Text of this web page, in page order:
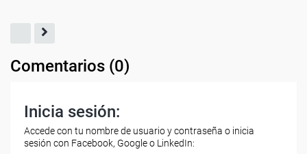
Comentarios (0)
Inicia sesión:
Accede con tu nombre de usuario y contraseña o inicia
sesión con Facebook, Google o LinkedIn: